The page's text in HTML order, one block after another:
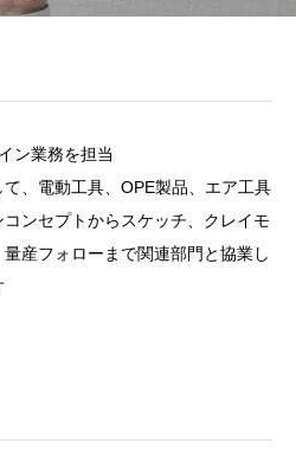
ン業務を担当
て、電動工具、OPE製品、エア工具
ンセプトからスケッチ、クレイモ
産フォローまで関連部門と協業し